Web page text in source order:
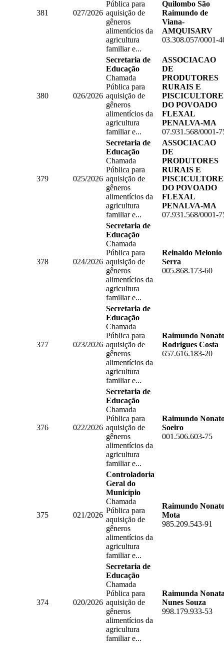
381 027/2026
Pública para
aquisição de
gêneros
alimentícios da
agricultura
familiar e...
Quilombo São
Raimundo de
Viana-
AMQUISARV
03.308.057/0001-
380 026/2026
Secretaria de
Educação
Chamada
Pública para
aquisição de
gêneros
alimentícios da
agricultura
familiar e...
ASSOCIACAO
DE
PRODUTORES
RURAIS E
DO POVOADO
FLEXAL
PENALVA-MA
07.931.568/0001-
379 025/2026
Secretaria de
Educação
Chamada
Pública para
aquisição de
gêneros
alimentícios da
agricultura
familiar e...
ASSOCIACAO
DE
PRODUTORES
RURAIS E
DO POVOADO
FLEXAL
PENALVA-MA
07.931.568/0001-
378 024/2026
Secretaria de
Educação
Chamada
Pública para
aquisição de
gêneros
alimentícios da
agricultura
familiar e...
Reinaldo Melonio
Serra
005.868.173-60
377 023/2026
Secretaria de
Educação
Chamada
Pública para
aquisição de
gêneros
alimentícios da
agricultura
familiar e...
Raimundo
Rodrigues Costa
657.616.183-20
376 022/2026
Secretaria de
Educação
Chamada
Pública para
aquisição de
gêneros
alimentícios da
agricultura
familiar e...
Raimundo
Soeiro
001.506.603-75
375 021/2026
Controladoria
Geral do
Município
Chamada
Pública para
aquisição de
gêneros
alimentícios da
agricultura
familiar e...
Raimundo
Mota
985.209.543-91
374 020/2026
Secretaria de
Educação
Chamada
Pública para
aquisição de
gêneros
alimentícios da
agricultura
familiar e...
Raimunda
Nunes Souza
998.179.933-53